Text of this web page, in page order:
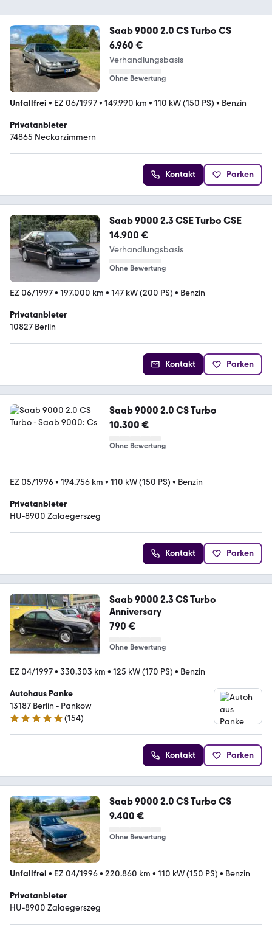
Saab 9000 2.0 CS Turbo CS
6.960 €
Verhandlungsbasis
Ohne Bewertung
Unfallfrei • EZ 06/1997• 149.990 km • 110 kW (150 PS) • Benzin
Privatanbieter
74865 Neckarzimmern
Kontakt Parken
Saab 9000 2.3 CSE Turbo CSE
14.900 €
Verhandlungsbasis
Ohne Bewertung
EZ 06/1997• 197.000 km • 147 kW (200 PS) • Benzin
Privatanbieter
10827 Berlin
Kontakt Parken
Saab 9000 2.0 CS Turbo
10.300 €
Ohne Bewertung
EZ 05/1996• 194.756 km • 110 kW (150 PS) • Benzin
Privatanbieter
HU-8900 Zalaegerszeg
Kontakt Parken
Saab 9000 2.3 CS Turbo
Anniversary
790 €
Ohne Bewertung
EZ 04/1997• 330.303 km • 125 kW (170 PS) • Benzin
Autohaus Panke
13187 Berlin - Pankow
4.9 Sterne
(154)
Kontakt Parken
Saab 9000 2.0 CS Turbo CS
9.400 €
Ohne Bewertung
Unfallfrei • EZ 04/1996• 220.860 km • 110 kW (150 PS) • Benzin
Privatanbieter
HU-8900 Zalaegerszeg